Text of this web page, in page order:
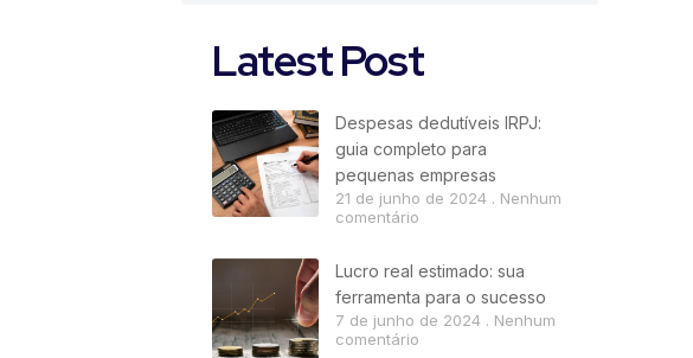
Latest Post
Despesas dedutíveis IRPJ:
guia completo para
pequenas empresas
21 de junho de 2024
Nenhum
comentário
Lucro real estimado: sua
ferramenta para o sucesso
7 de junho de 2024
Nenhum
comentário